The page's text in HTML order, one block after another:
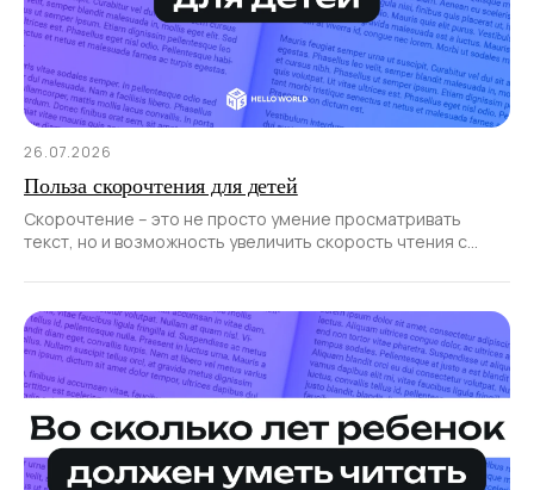
26.07.2026
Польза скорочтения для детей
Скорочтение – это не просто умение просматривать
текст, но и возможность увеличить скорость чтения с